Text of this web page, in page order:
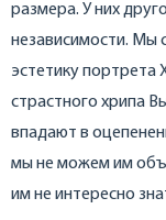
размера. У них
независимости. Мы
эстетику портрета
страстного хрипа
впадают в
мы не можем им
им не интересно